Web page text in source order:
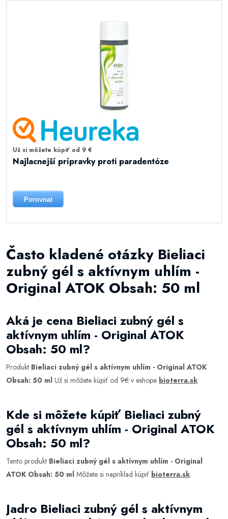
Už si môžete kúpiť od 9 €
Najlacnejší prípravky proti paradentóze
Porovnat
Často kladené otázky Bieliaci
zubný gél s aktívnym uhlím -
Original ATOK Obsah: 50 ml
Aká je cena Bieliaci zubný gél s
aktívnym uhlím - Original ATOK
Obsah: 50 ml?
Produkt Bieliaci zubný gél s aktívnym uhlím - Original ATOK
Obsah: 50 ml Už si môžete kúpiť od 9€ v eshope bioterra.sk.
Kde si môžete kúpiť Bieliaci zubný
gél s aktívnym uhlím - Original ATOK
Obsah: 50 ml?
Tento produkt Bieliaci zubný gél s aktívnym uhlím - Original
ATOK Obsah: 50 ml Môžete si napríklad kúpiť bioterra.sk.
Jadro Bieliaci zubný gél s aktívnym